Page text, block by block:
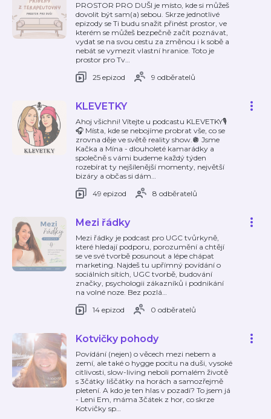
PROSTOR PRO DUŠI je místo, kde si můžeš
dovolit být sam(a) sebou. Skrze jednotlivé
epizody se Ti budu snažit přinést prostor, ve
kterém se můžeš bezpečně začít poznávat,
vydat se na svou cestu za změnou i k sobě a
nebát se vymezit vlastní hranice. Toto je
prostor pro Tv…
25 epizod
9 odběratelů
KLEVETKY
Ahoj všichni! Vítejte u podcastu KLEVETKY🎙️
🎧 Místa, kde se nebojíme probrat vše, co se
zrovna děje ve světě reality show.🪩 Jsme
Kačka a Mína - dlouholeté kamarádky a
společně s vámi budeme každý týden
rozebírat ty nejšílenější momenty, největší
bizáry a občas si dám…
49 epizod
8 odběratelů
Mezi řádky
Mezi řádky je podcast pro UGC tvůrkyně,
které hledají podporu, porozumění a chtějí
se ve své tvorbě posunout a lépe chápat
marketing. Najdeš tu upřímný povídání o
sociálních sítích, UGC tvorbě, budování
značky, psychologii zákazníků i podnikání
na volné noze. Bez pozlá…
14 epizod
0 odběratelů
Kotvičky pohody
Povídání (nejen) o věcech mezi nebem a
zemí, ale také o hygge pocitu na duši, vysoké
citlivosti, slow-living neboli pomalém životě
s 3čátky liščátky na horách a samozřejmě
pletení. A kdo je ten hlas v pozadí? To jsem já
- Leni Em, máma 3čátek z hor, co skrze
Kotvičky sp…